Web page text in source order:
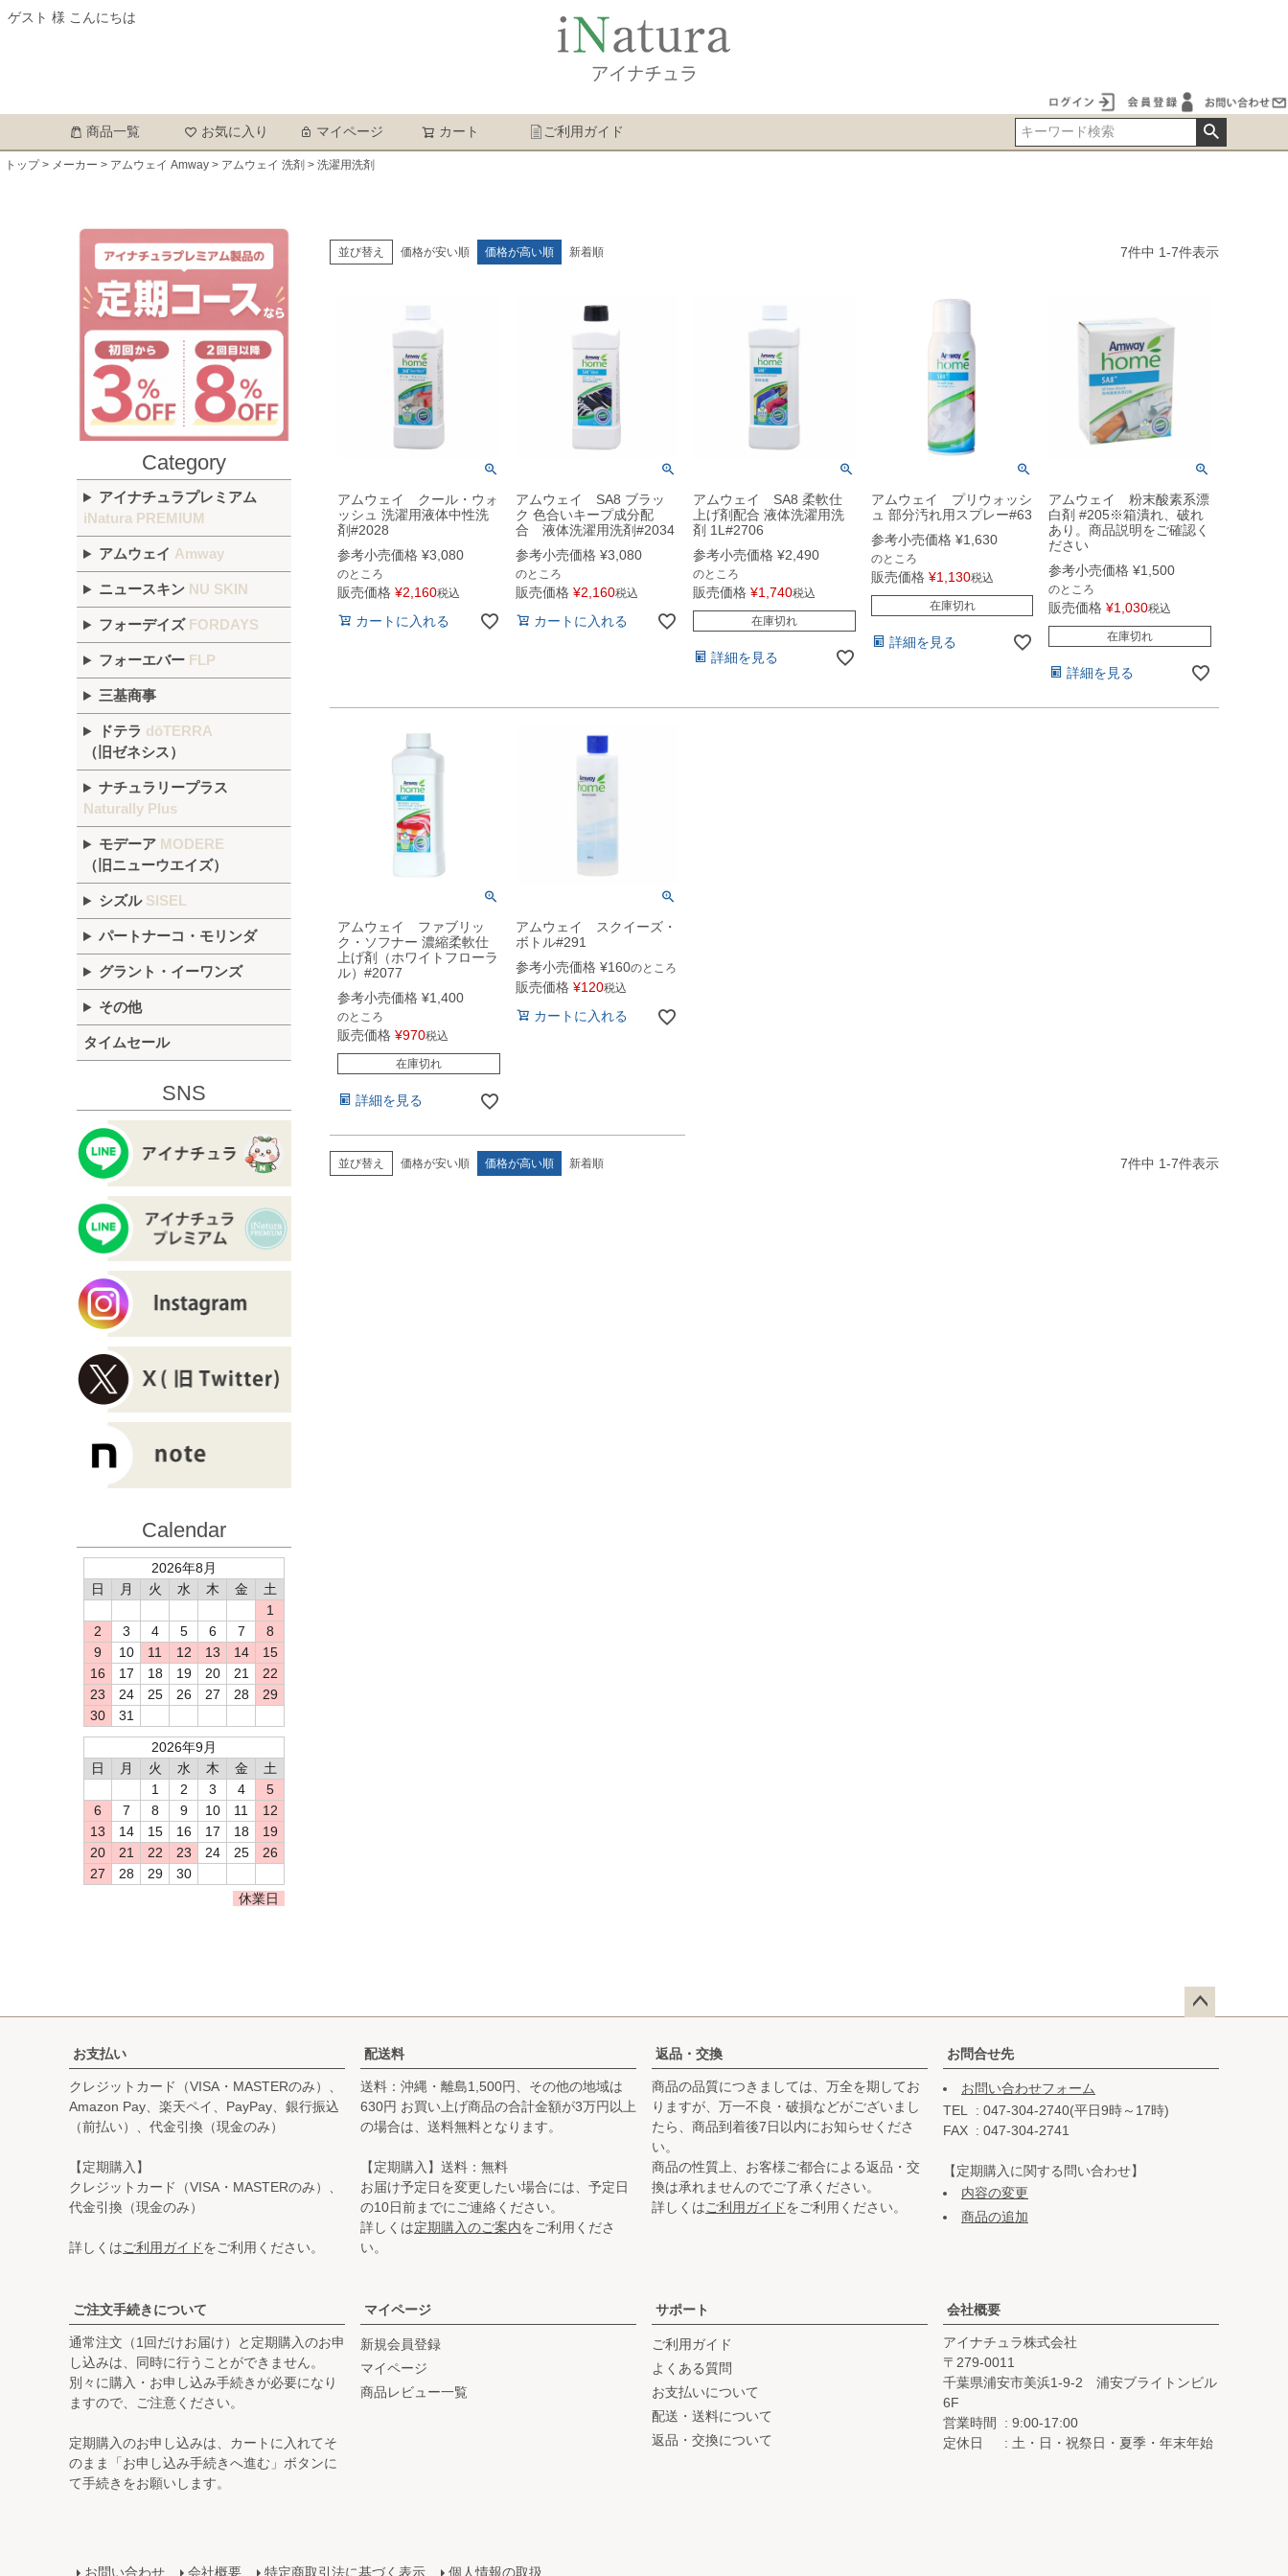
ゲスト 様 こんにちは
商品一覧 お気に入り マイページ カート ご利用ガイド
トップ メーカー アムウェイ Amway アムウェイ 洗剤 洗濯用洗剤
Category
アイナチュラプレミアム
iNatura PREMIUM
アムウェイ Amway
ニュースキン NU SKIN
フォーデイズ FORDAYS
フォーエバー FLP
三基商事
ドテラ dōTERRA
（旧ゼネシス）
ナチュラリープラス
Naturally Plus
モデーア MODERE
（旧ニューウエイズ）
シズル SISEL
パートナーコ・モリンダ
グラント・イーワンズ
その他
タイムセール
SNS
Calendar
2026年8月
日
月 火 水 木 金
土
1
2
3 4 5 6 7
8
9
10 11 12 13 14
15
16
17 18 19 20 21
22
23
24 25 26 27 28
29
30
31
2026年9月
日
月 火 水 木 金
土
1
2 3 4
5
6
7 8 9 10 11
12
13
14 15 16 17 18
19
20
21 22 23 24 25
26
27
28 29
30
休業日
並び替え 価格が安い順 価格が高い順 新着順 7件中 1-7件表示
アムウェイ クール・ウォ
ッシュ 洗濯用液体中性洗
剤#2028
参考小売価格 ¥3,080
のところ
販売価格 ¥2,160税込
カートに入れる
アムウェイ SA8 ブラッ
ク 色合いキープ成分配
合 液体洗濯用洗剤#2034
参考小売価格 ¥3,080
のところ
販売価格 ¥2,160税込
カートに入れる
アムウェイ SA8 柔軟仕
上げ剤配合 液体洗濯用洗
剤 1L#2706
参考小売価格 ¥2,490
のところ
販売価格 ¥1,740税込
在庫切れ
詳細を見る
アムウェイ プリウォッシ
ュ 部分汚れ用スプレー#63
参考小売価格 ¥1,630
のところ
販売価格 ¥1,130税込
在庫切れ
詳細を見る
アムウェイ 粉末酸素系漂
白剤 #205※箱潰れ、破れ
あり。商品説明をご確認く
ださい
参考小売価格 ¥1,500
のところ
販売価格 ¥1,030税込
在庫切れ
詳細を見る
アムウェイ ファブリッ
ク・ソフナー 濃縮柔軟仕
上げ剤（ホワイトフローラ
ル）#2077
参考小売価格 ¥1,400
のところ
販売価格 ¥970税込
在庫切れ
詳細を見る
アムウェイ スクイーズ・
ボトル#291
参考小売価格 ¥160のところ
販売価格 ¥120税込
カートに入れる
並び替え 価格が安い順 価格が高い順 新着順 7件中 1-7件表示
ップ
お支払い
クレジットカード（VISA・MASTERのみ）、
Amazon Pay、楽天ペイ、PayPay、銀行振込
（前払い）、代金引換（現金のみ）
【定期購入】
クレジットカード（VISA・MASTERのみ）、
代金引換（現金のみ）
詳しくはご利用ガイドをご利用ください。
配送料
送料：沖縄・離島1,500円、その他の地域は
630円 お買い上げ商品の合計金額が3万円以上
の場合は、送料無料となります。
【定期購入】送料：無料
お届け予定日を変更したい場合には、予定日
の10日前までにご連絡ください。
詳しくは定期購入のご案内をご利用くださ
い。
返品・交換
商品の品質につきましては、万全を期してお
りますが、万一不良・破損などがございまし
たら、商品到着後7日以内にお知らせくださ
い。
商品の性質上、お客様ご都合による返品・交
換は承れませんのでご了承ください。
詳しくはご利用ガイドをご利用ください。
お問合せ先
お問い合わせフォーム
TEL
047-304-2740(平日9時～17時)
FAX
047-304-2741
【定期購入に関する問い合わせ】
内容の変更
商品の追加
ご注文手続きについて
通常注文（1回だけお届け）と定期購入のお申
し込みは、同時に行うことができません。
別々に購入・お申し込み手続きが必要になり
ますので、ご注意ください。
定期購入のお申し込みは、カートに入れてそ
のまま「お申し込み手続きへ進む」ボタンに
て手続きをお願いします。
マイページ
新規会員登録
マイページ
商品レビュー一覧
サポート
ご利用ガイド
よくある質問
お支払いについて
配送・送料について
返品・交換について
会社概要
アイナチュラ株式会社
279-0011
千葉県浦安市美浜1-9-2 浦安ブライトンビル
6F
営業時間
9:00-17:00
定休日
土・日・祝祭日・夏季・年末年始
お問い合わせ 会社概要 特定商取引法に基づく表示 個人情報の取扱